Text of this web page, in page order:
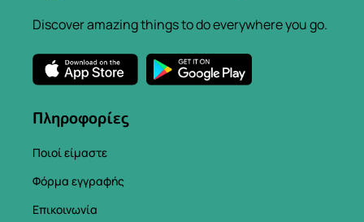
Discover amazing things to do everywhere you go.
Πληροφορίες
Ποιοί είμαστε
Φόρμα εγγραφής
Επικοινωνία